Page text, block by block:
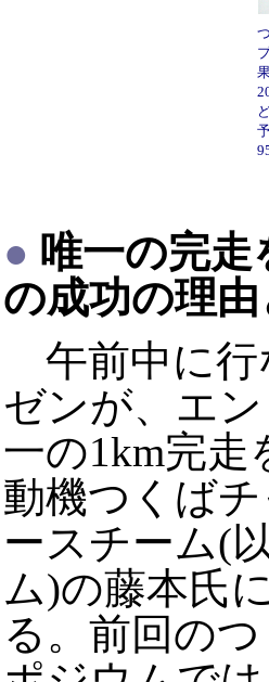
● 唯一の完走
の成功の理
午前中に行
ゼンが、エ
一の1km完
動機つくば
ースチーム(
ム)の藤本氏
る。前回の